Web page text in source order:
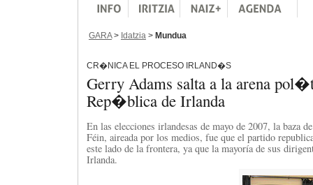
GARA> Idatzia > Mundua
CR�NICA EL PROCESO IRLAND�S
Gerry Adams salta a la arena
Rep�blica de Irlanda
En las elecciones irlandesas de mayo de 2007, la baza
Féin, aireada por los medios, fue que el partido
este lado de la frontera, ya que la mayoría de sus
Irlanda.